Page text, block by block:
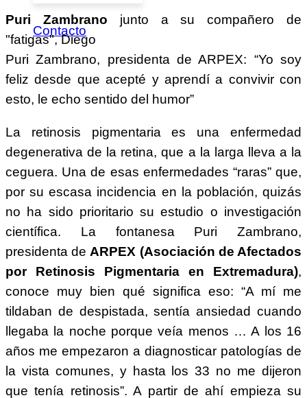
Contacto
Puri Zambrano junto a su compañero de
"fatigas", Diego
Puri Zambrano, presidenta de ARPEX: “Yo soy
feliz desde que acepté y aprendí a convivir con
esto, le echo sentido del humor”
La retinosis pigmentaria es una enfermedad
degenerativa de la retina, que a la larga lleva a la
ceguera. Una de esas enfermedades “raras” que,
por su escasa incidencia en la población, quizás
no ha sido prioritario su estudio o investigación
científica. La fontanesa Puri Zambrano,
presidenta de ARPEX (Asociación de Afectados
por Retinosis Pigmentaria en Extremadura),
conoce muy bien qué significa eso: “A mí me
tildaban de despistada, sentía ansiedad cuando
llegaba la noche porque veía menos … A los 16
años me empezaron a diagnosticar patologías de
la vista comunes, y hasta los 33 no me dijeron
que tenía retinosis”. A partir de ahí empieza su